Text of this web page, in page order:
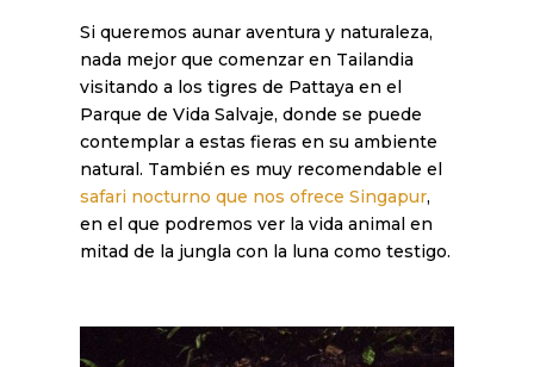
Si queremos aunar aventura y naturaleza,
nada mejor que comenzar en Tailandia
visitando a los tigres de Pattaya en el
Parque de Vida Salvaje, donde se puede
contemplar a estas fieras en su ambiente
natural. También es muy recomendable el
safari nocturno que nos ofrece Singapur,
en el que podremos ver la vida animal en
mitad de la jungla con la luna como testigo.